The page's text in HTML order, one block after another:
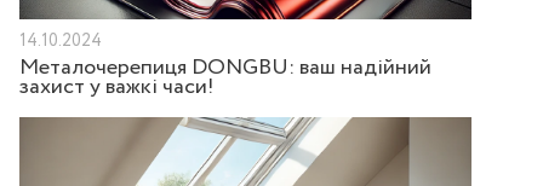
14.10.2024
Металочерепиця DONGBU: ваш надійний
захист у важкі часи!